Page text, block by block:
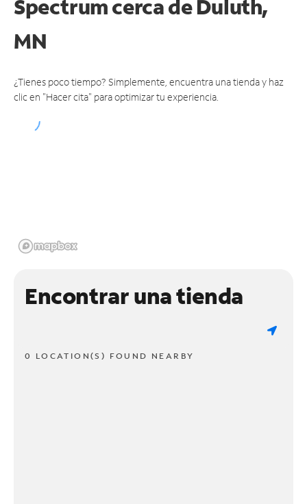
Spectrumcerca de Duluth,
MN
¿Tienes poco tiempo? Simplemente, encuentra una tienda y haz
clic en "Hacer cita" para optimizar tu experiencia.
Encontrar una tienda
0 LOCATION(S) FOUND NEARBY